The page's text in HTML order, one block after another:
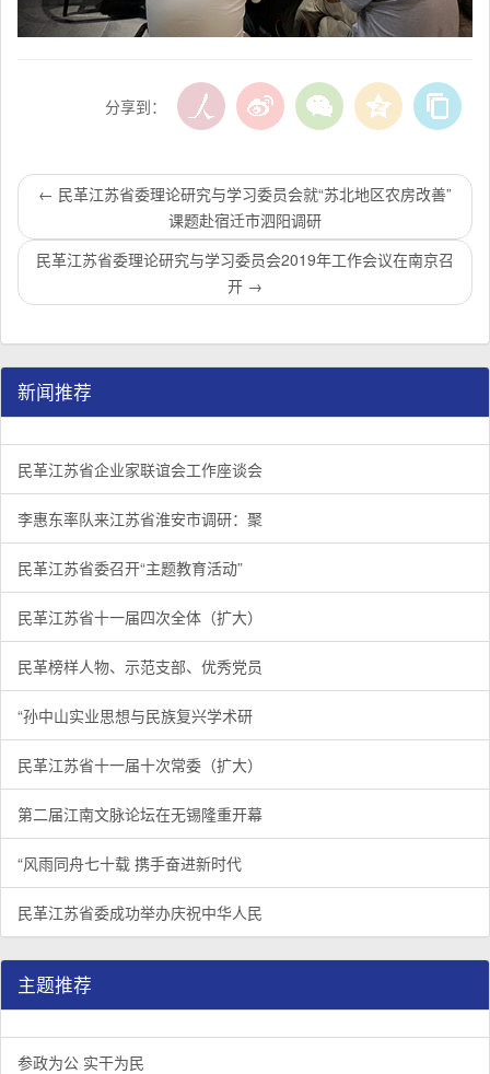
分享到：
← 民革江苏省委理论研究与学习委员会就“苏北地区农房改善”
课题赴宿迁市泗阳调研
民革江苏省委理论研究与学习委员会2019年工作会议在南京召
开 →
新闻推荐
民革江苏省企业家联谊会工作座谈会在宁召开
1/3 李惠东率队来江苏省淮安市调研：聚焦民革党员之家建设管
2/3 民革江苏省委召开“主题教育活动” 领导班子民主生活会
3/3
民革江苏省企业家联谊会工作座谈会
李惠东率队来江苏省淮安市调研：聚
民革江苏省委召开“主题教育活动”
民革江苏省十一届四次全体（扩大）
民革榜样人物、示范支部、优秀党员
“孙中山实业思想与民族复兴学术研
民革江苏省十一届十次常委（扩大）
第二届江南文脉论坛在无锡隆重开幕
“风雨同舟七十载 携手奋进新时代
民革江苏省委成功举办庆祝中华人民
主题推荐
参政为公 实干为民